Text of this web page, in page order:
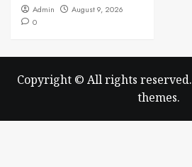
Admin
August 9, 2026
0
Copyright © All rights reserved.
themes.